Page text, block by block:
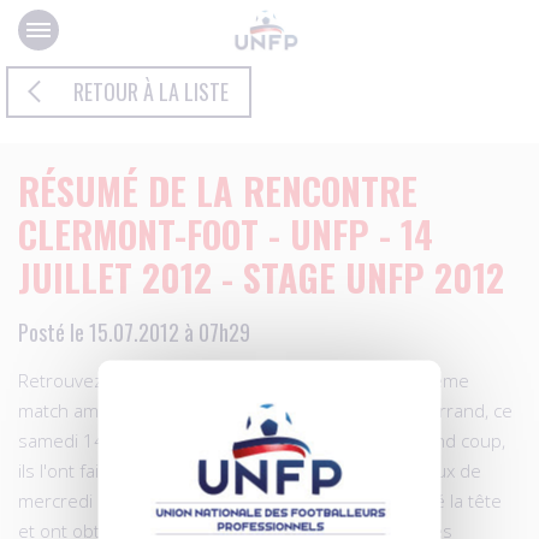
Panneau de gestion des cookies
RETOUR À LA LISTE
RÉSUMÉ DE LA RENCONTRE
CLERMONT-FOOT - UNFP - 14
JUILLET 2012 - STAGE UNFP 2012
Posté le 15.07.2012 à 07h29
Retrouvez en exclusivité un long résumé du quatrième
match amical disputé par l'UNFP face à Clermont-Ferrand, ce
samedi 14 Juillet 2012 : Ils voulaient frapper un grand coup,
ils l'ont fait. Après la déconvenue face à Châteauroux de
mercredi dernier, les stagiaires de l'UNFP ont relevé la tête
et ont obtenu un succès probant 1-0, face à l'un des